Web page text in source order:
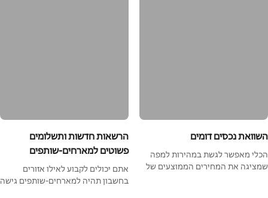
השוואת נכסים דומים
הכלי מאפשר לגשת במהירות למפה
שמציגה את המחירים הממוצעים של
הרשאות חדשות ותשלומים
פשוטים למארחים-שותפים
אתם יכולים לקבוע לאילו אזורים
בחשבון תהיה למארחים-שותפים גישה